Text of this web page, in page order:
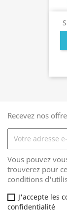
Recevez nos
Vous pouvez
trouverez pour
conditions
J'accepte les
confidentialité